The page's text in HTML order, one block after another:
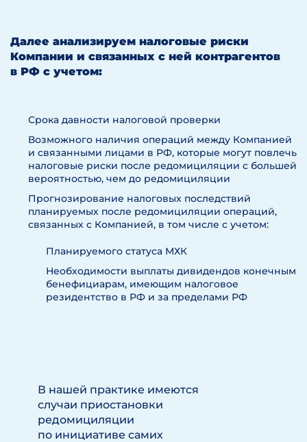
Далее анализируем налоговые риски
Компании и связанных с ней контрагентов
в РФ с учетом:
Срока давности налоговой проверки
Возможного наличия операций между Компанией
и связанными лицами в РФ, которые могут повлечь
налоговые риски после редомициляции с большей
вероятностью, чем до редомициляции
Прогнозирование налоговых последствий
планируемых после редомициляции операций,
связанных с Компанией, в том числе с учетом:
Планируемого статуса МХК
Необходимости выплаты дивидендов конечным
бенефициарам, имеющим налоговое
резидентство в РФ и за пределами РФ
В нашей практике имеются
случаи приостановки
редомициляции
по инициативе самих